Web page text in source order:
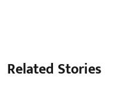
Related Stories